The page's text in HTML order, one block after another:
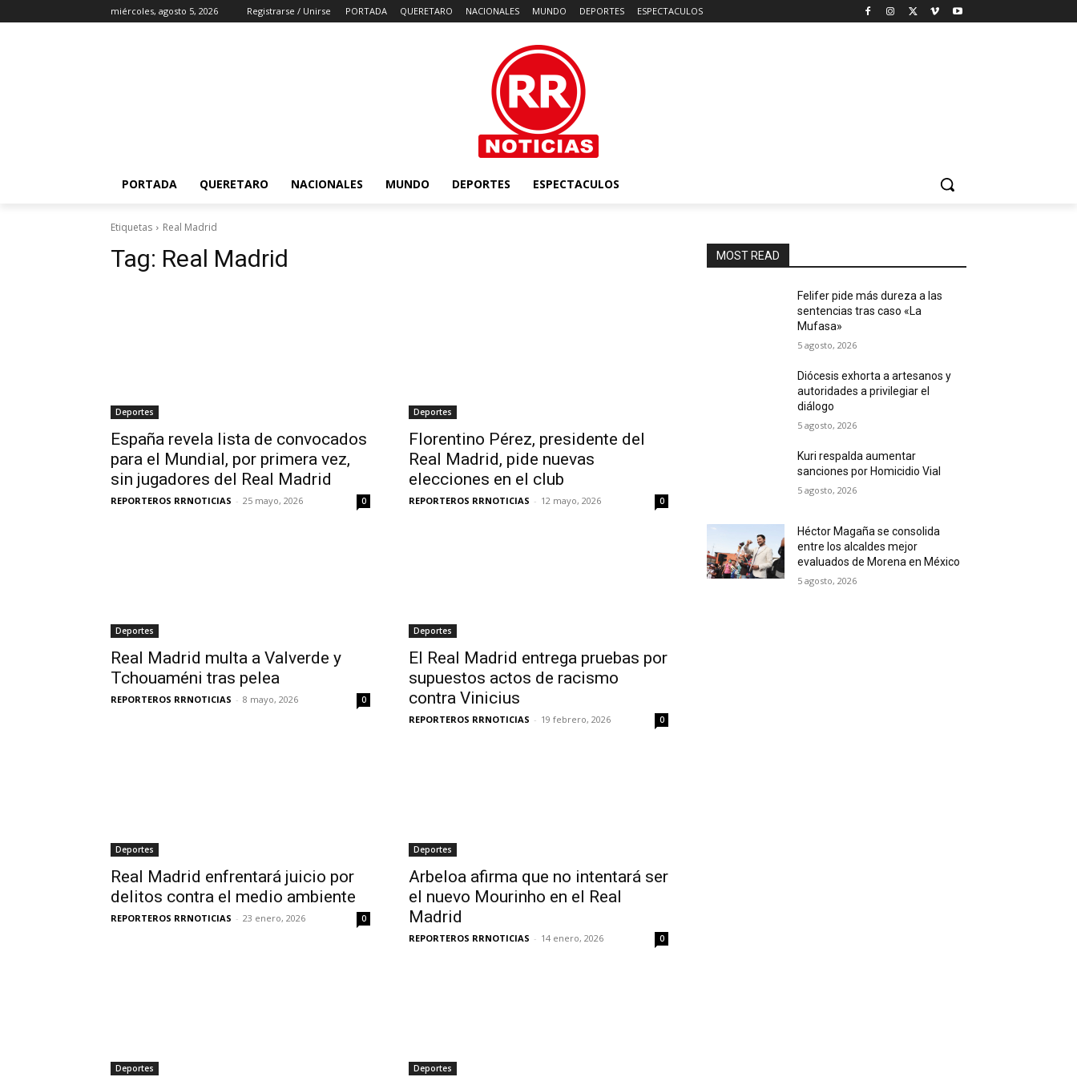
miércoles, agosto 5, 2026 Registrarse / Unirse PORTADA QUERETARO NACIONALES MUNDO DEPORTES ESPECTACULOS
PORTADA QUERETARO NACIONALES MUNDO DEPORTES ESPECTACULOS
Etiquetas Real Madrid
Tag: Real Madrid
Deportes
España revela lista de convocados
para el Mundial, por primera vez,
sin jugadores del Real Madrid
REPORTEROS RRNOTICIAS - 25 mayo, 2026 0
Deportes
Florentino Pérez, presidente del
Real Madrid, pide nuevas
elecciones en el club
REPORTEROS RRNOTICIAS - 12 mayo, 2026 0
Deportes
Real Madrid multa a Valverde y
Tchouaméni tras pelea
REPORTEROS RRNOTICIAS - 8 mayo, 2026 0
Deportes
El Real Madrid entrega pruebas por
supuestos actos de racismo
contra Vinicius
REPORTEROS RRNOTICIAS - 19 febrero, 2026 0
Deportes
Real Madrid enfrentará juicio por
delitos contra el medio ambiente
REPORTEROS RRNOTICIAS - 23 enero, 2026 0
Deportes
Arbeloa afirma que no intentará ser
el nuevo Mourinho en el Real
Madrid
REPORTEROS RRNOTICIAS - 14 enero, 2026 0
Deportes Deportes
MOST READ
Felifer pide más dureza a las
sentencias tras caso «La
Mufasa»
5 agosto, 2026
Diócesis exhorta a artesanos y
autoridades a privilegiar el
diálogo
5 agosto, 2026
Kuri respalda aumentar
sanciones por Homicidio Vial
5 agosto, 2026
Héctor Magaña se consolida
entre los alcaldes mejor
evaluados de Morena en México
5 agosto, 2026